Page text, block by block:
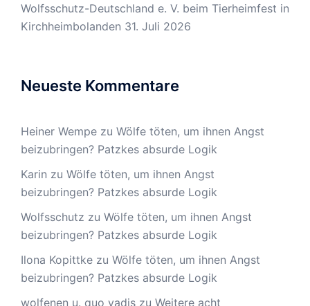
Wolfsschutz-Deutschland e. V. beim Tierheimfest in
Kirchheimbolanden 31. Juli 2026
Neueste Kommentare
Heiner Wempe zu Wölfe töten, um ihnen Angst
beizubringen? Patzkes absurde Logik
Karin zu Wölfe töten, um ihnen Angst
beizubringen? Patzkes absurde Logik
Wolfsschutz zu Wölfe töten, um ihnen Angst
beizubringen? Patzkes absurde Logik
Ilona Kopittke zu Wölfe töten, um ihnen Angst
beizubringen? Patzkes absurde Logik
wolfenen u. quo vadis zu Weitere acht